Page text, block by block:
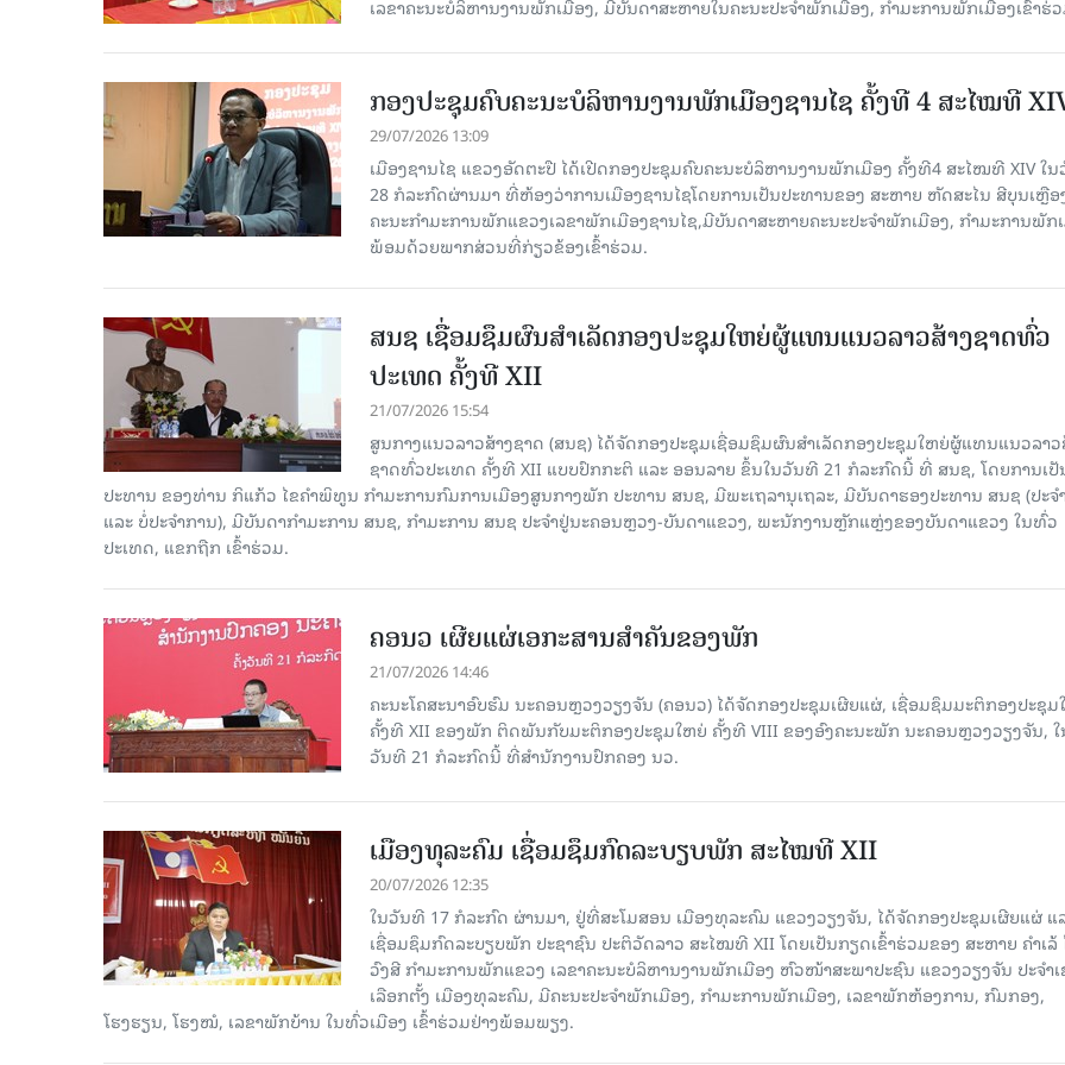
ເລຂາຄະນະບໍລິຫານງານພັກເມືອງ, ມີບັນດາສະຫາຍໃນຄະນະປະຈຳພັກເມືອງ, ກຳມະການພັກເມືອງເຂົ້າຮ່
ກອງປະຊຸມຄົບຄະນະບໍລິຫານງານພັກເມືອງຊານ​ໄຊ ຄັ້ງທີ 4 ສະໄໝທີ
29/07/2026 13:09
ເມືອງຊານໄຊ ແຂວງອັດຕະປື ໄດ້ເປີດກອງປະຊຸມຄົບຄະນະບໍລິຫານງານພັກເມືອງ ຄັ້ງທີ4 ສະໄໝທີ XIV ໃ
28 ກໍ​ລະ​ກົດ​ຜ່ານ​ມາ ທີ່ຫ້ອງວ່າການເມືອງຊານໄຊໂດຍການເປັນປະທານຂອງ ສະຫາຍ ຫັດສະໄນ ສີບຸນເຫຼືອ
ຄະນະກຳມະການພັກແຂວງເລຂາພັກເມືອງຊານໄຊ,ມີບັນດາສະຫາຍຄະນະປະຈຳພັກເມືອງ, ກຳມະການພັກ
ພ້ອມດ້ວຍພາກສ່ວນທີ່ກ່ຽວຂ້ອງເຂົ້າຮ່ວມ.
ສນຊ ເຊື່ອມຊຶມຜົນສໍາເລັດກອງປະຊຸມໃຫຍ່ຜູ້ແທນແນວລາວສ້າງຊາດທົ່ວ
ປະເທດ ຄັ້ງທີ XII
21/07/2026 15:54
ສູນກາງແນວລາວສ້າງຊາດ (ສນຊ) ໄດ້ຈັດກອງປະຊຸມເຊື່ອມຊຶມຜົນສໍາເລັດກອງປະຊຸມໃຫຍ່ຜູ້ແທນແນວລາວ
ຊາດທົ່ວປະເທດ ຄັ້ງທີ XII ແບບປົກກະຕິ ແລະ ອອນລາຍ ຂຶ້ນໃນວັນທີ 21 ກໍລະກົດນີ້ ທີ່ ສນຊ, ໂດຍການເປັ
ປະທານ ຂອງທ່ານ ກິແກ້ວ ໄຂຄໍາພິທູນ ກໍາມະການກົມການເມືອງສູນກາງພັກ ປະທານ ສນຊ, ມີພະເຖລານຸເຖລະ, ມີບັນດາຮອງປະທານ ສນຊ (ປະຈ
ແລະ ບໍ່ປະຈຳການ), ມີບັນດາກຳມະການ ສນຊ, ກໍາມະການ ສນຊ ປະຈໍາຢູ່ນະຄອນຫຼວງ-ບັນດາແຂວງ, ພະນັກງານຫຼັກແຫຼ່ງຂອງບັນດາແຂວງ ໃນທົ່ວ
ປະເທດ, ແຂກຖືກ ເຂົ້າຮ່ວມ.
ຄອນວ ເຜີຍແຜ່ເອກະສານສໍາຄັນຂອງພັກ
21/07/2026 14:46
ຄະນະໂຄສະນາອົບຮົມ ນະຄອນຫຼວງວຽງຈັນ (ຄອນວ) ໄດ້ຈັດກອງປະຊຸມເຜີຍແຜ່, ເຊື່ອມຊຶມມະຕິກອງປະຊຸມ
ຄັ້ງທີ XII ຂອງພັກ ຕິດພັນກັບມະຕິກອງປະຊຸມໃຫຍ່ ຄັ້ງທີ VIII ຂອງອົງຄະນະພັກ ນະຄອນຫຼວງວຽງຈັນ, ໃ
ວັນທີ 21 ກໍລະກົດນີ້ ທີ່ສໍານັກງານປົກຄອງ ນວ.
ເມືອງທຸລະຄົມ ເຊື່ອມຊຶມກົດລະບຽບພັກ ສະໄໝທີ XII
20/07/2026 12:35
ໃນວັນທີ 17 ກໍລະກົດ ຜ່ານມາ, ຢູ່ທີ່ສະໂມສອນ ເມືອງທຸລະຄົມ ແຂວງວຽງຈັນ, ໄດ້ຈັດກອງປະຊຸມເຜີຍແຜ່ ແ
ເຊື່ອມຊຶມກົດລະບຽບພັກ ປະຊາຊົນ ປະຕິວັດລາວ ສະໄໝທີ XII ໂດຍເປັນກຽດເຂົ້າຮ່ວມຂອງ ສະຫາຍ ຄຳເລ້
ວົງສີ ກຳມະການພັກແຂວງ ເລຂາຄະນະບໍລິຫານງານພັກເມືອງ ຫົວໜ້າສະພາປະຊົນ ແຂວງວຽງຈັນ ປະຈຳ
ເລືອກຕັ້ງ ເມືອງທຸລະຄົມ, ມີຄະນະປະຈຳພັກເມືອງ, ກຳມະການພັກເມືອງ, ເລຂາພັກຫ້ອງການ, ກົມກອງ,
ໂຮງຮຽນ, ໂຮງໝໍ, ເລຂາພັກບ້ານ ໃນທົ່ວເມືອງ ເຂົ້າຮ່ວມຢ່າງພ້ອມພຽງ.